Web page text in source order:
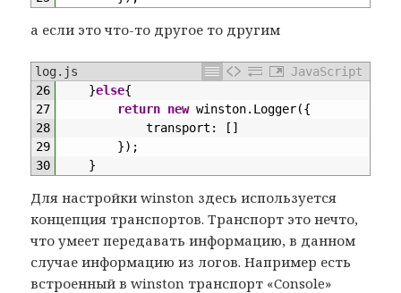
а если это что-то другое то другим
log.js
JavaScript
26
27
28
29
30
}else{
return new winston. Logger({
transport : [ ]
}) ;
}
Для настройки winston здесь используется
концепция транспортов. Транспорт это нечто,
что умеет передавать информацию, в данном
случае информацию из логов. Например есть
встроенный в winston транспорт «Console»